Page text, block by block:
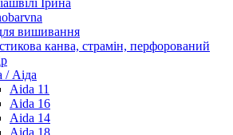
вишивання
канва, страмін, перфорований
/ Аіда
Aida 11
Aida 16
Aida 14
Aida 18